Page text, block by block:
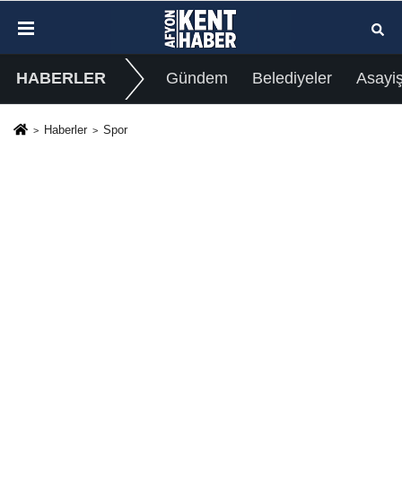
HABERLER Gündem Belediyeler
Haberler Spor